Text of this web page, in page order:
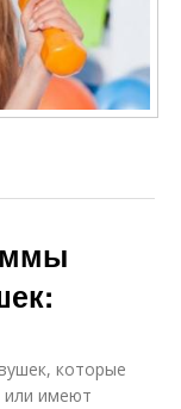
которые
или имеют